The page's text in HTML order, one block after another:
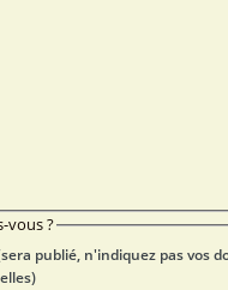
vous ?
publié, n'indiquez pas vos